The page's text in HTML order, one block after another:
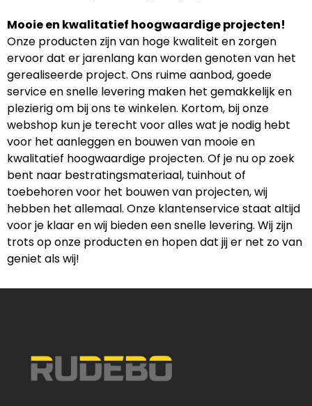
Mooie en kwalitatief hoogwaardige projecten!
Onze producten zijn van hoge kwaliteit en zorgen
ervoor dat er jarenlang kan worden genoten van het
gerealiseerde project. Ons ruime aanbod, goede
service en snelle levering maken het gemakkelijk en
plezierig om bij ons te winkelen. Kortom, bij onze
webshop kun je terecht voor alles wat je nodig hebt
voor het aanleggen en bouwen van mooie en
kwalitatief hoogwaardige projecten. Of je nu op zoek
bent naar bestratingsmateriaal, tuinhout of
toebehoren voor het bouwen van projecten, wij
hebben het allemaal. Onze klantenservice staat altijd
voor je klaar en wij bieden een snelle levering. Wij zijn
trots op onze producten en hopen dat jij er net zo van
geniet als wij!